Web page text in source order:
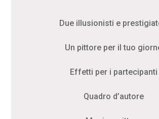
Due illusionisti e
Un pittore per il tuo
Effetti per i partecipanti
Quadro d’autore